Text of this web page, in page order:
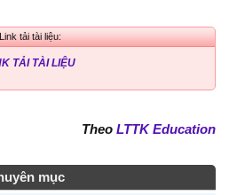
Link tải tài liệu:
TẢI TÀI LIỆU
Theo LTTK Education
mục